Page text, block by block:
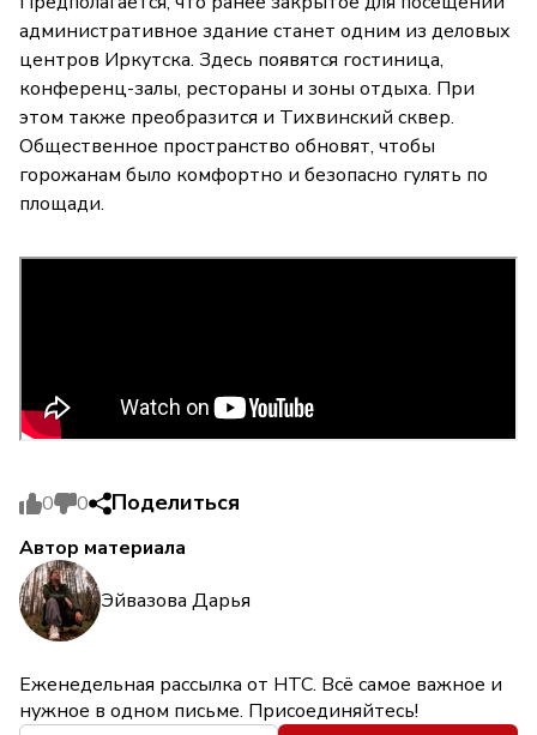
административное здание станет одним из деловых
центров Иркутска. Здесь появятся гостиница,
конференц-залы, рестораны и зоны отдыха. При
этом также преобразится и Тихвинский сквер.
Общественное пространство обновят, чтобы
горожанам было комфортно и безопасно гулять по
площади.
0 0 Поделиться
Автор материала
Эйвазова Дарья
Еженедельная рассылка от НТС. Всё самое важное и
нужное в одном письме. Присоединяйтесь!